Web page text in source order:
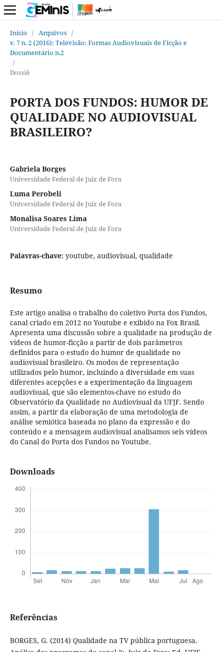
Início / Arquivos /
v. 7 n. 2 (2016): Televisão: Formas Audiovisuais de Ficção e
Documentário n.2
/
Dossiê
PORTA DOS FUNDOS: HUMOR DE
QUALIDADE NO AUDIOVISUAL
BRASILEIRO?
Gabriela Borges
Universidade Federal de Juiz de Fora
Luma Perobeli
Universidade Federal de Juiz de Fora
Monalisa Soares Lima
Universidade Federal de Juiz de Fora
Palavras-chave: youtube, audiovisual, qualidade
Resumo
Este artigo analisa o trabalho do coletivo Porta dos Fundos,
canal criado em 2012 no Youtube e exibido na Fox Brasil.
Apresenta uma discussão sobre a qualidade na produção de
vídeos de humor-ficção a partir de dois parâmetros
definidos para o estudo do humor de qualidade no
audiovisual brasileiro. Os modos de representação
utilizados pelo humor, incluindo a diversidade em suas
diferentes acepções e a experimentação da linguagem
audiovisual, que são elementos-chave no estudo do
Observatório da Qualidade no Audiovisual da UFJF. Sendo
assim, a partir da elaboração de uma metodologia de
análise semiótica baseada no plano da expressão e do
conteúdo e a mensagem audiovisual analisamos seis vídeos
do Canal do Porta dos Fundos no Youtube.
Downloads
Referências
BORGES, G. (2014) Qualidade na TV pública portuguesa.